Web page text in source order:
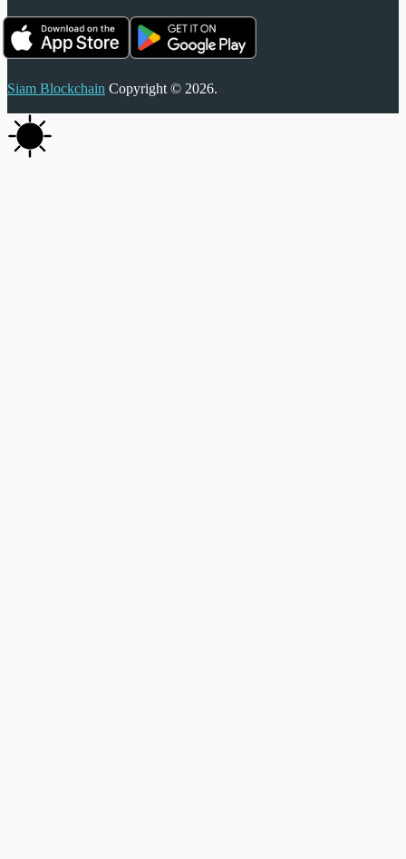
Siam Blockchain Copyright © 2026.